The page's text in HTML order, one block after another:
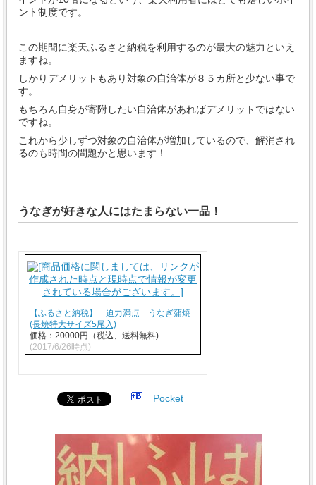
ント制度です。
この期間に楽天ふるさと納税を利用するのが最大の魅力といえ
ますね。
しかりデメリットもあり対象の自治体が８５カ所と少ない事で
す。
もちろん自身が寄附したい自治体があればデメリットではない
ですね。
これから少しずつ対象の自治体が増加しているので、解消され
るのも時間の問題かと思います！
うなぎが好きな人にはたまらない一品！
【ふるさと納税】 迫力満点 うなぎ蒲焼
(長焼特大サイズ5尾入)
価格：20000円（税込、送料無料)
(2017/6/26時点)
Pocket